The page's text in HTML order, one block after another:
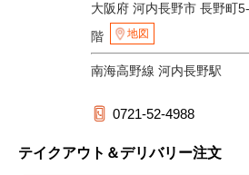
大阪府 河内長野市 長野町
階
地図
南海高野線 河内長野駅
0721-52-4988
テイクアウト＆デリバリー注文